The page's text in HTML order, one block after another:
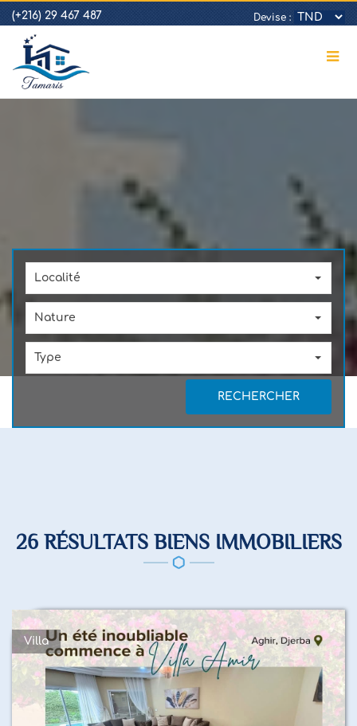
(+216) 29 467 487 Devise :
Localité
Nature
Type
RECHERCHER
26 RÉSULTATS BIENS IMMOBILIERS
Villa